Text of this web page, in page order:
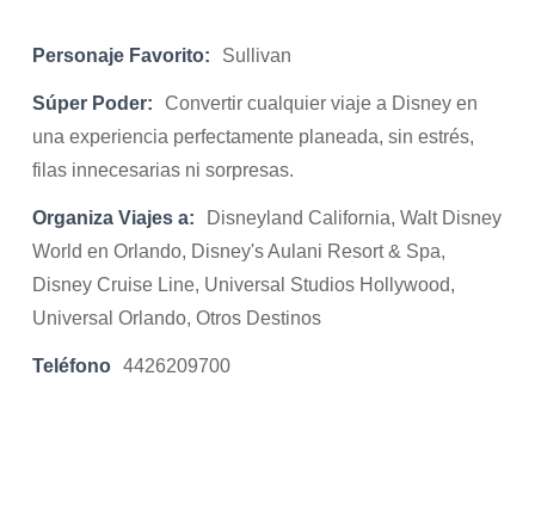
Personaje Favorito: Sullivan
Súper Poder:
Convertir cualquier viaje a Disney en
una experiencia perfectamente planeada, sin estrés,
filas innecesarias ni sorpresas.
Organiza Viajes a:
Disneyland California, Walt Disney
World en Orlando, Disney's Aulani Resort & Spa,
Disney Cruise Line, Universal Studios Hollywood,
Universal Orlando, Otros Destinos
Teléfono 4426209700